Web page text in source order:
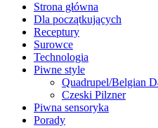
Strona główna
Dla początkujących
Receptury
Surowce
Technologia
Piwne style
Quadrupel/Belgian
Czeski Pilzner
Piwna sensoryka
Porady